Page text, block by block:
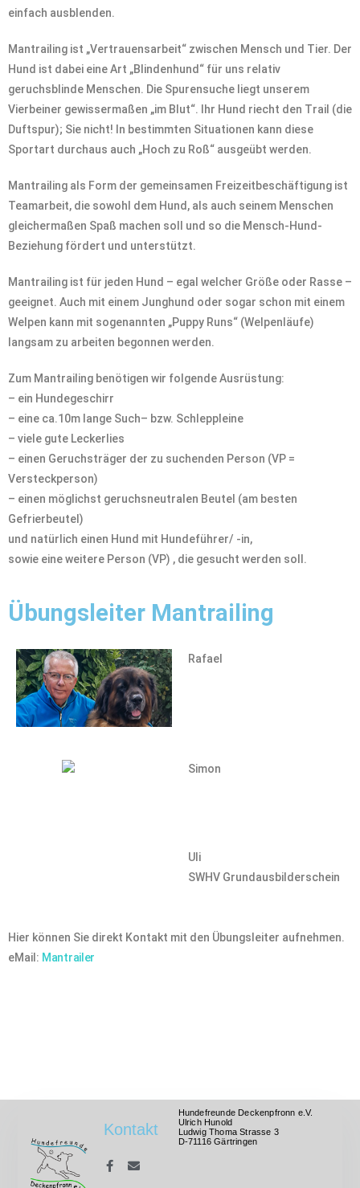
einfach ausblenden.
Mantrailing ist „Vertrauensarbeit“ zwischen Mensch und Tier. Der
Hund ist dabei eine Art „Blindenhund“ für uns relativ
geruchsblinde Menschen. Die Spurensuche liegt unserem
Vierbeiner gewissermaßen „im Blut“. Ihr Hund riecht den Trail (die
Duftspur); Sie nicht! In bestimmten Situationen kann diese
Sportart durchaus auch „Hoch zu Roß“ ausgeübt werden.
Mantrailing als Form der gemeinsamen Freizeitbeschäftigung ist
Teamarbeit, die sowohl dem Hund, als auch seinem Menschen
gleichermaßen Spaß machen soll und so die Mensch-Hund-
Beziehung fördert und unterstützt.
Mantrailing ist für jeden Hund – egal welcher Größe oder Rasse –
geeignet. Auch mit einem Junghund oder sogar schon mit einem
Welpen kann mit sogenannten „Puppy Runs“ (Welpenläufe)
langsam zu arbeiten begonnen werden.
Zum Mantrailing benötigen wir folgende Ausrüstung:
– ein Hundegeschirr
– eine ca.10m lange Such– bzw. Schleppleine
– viele gute Leckerlies
– einen Geruchsträger der zu suchenden Person (VP =
Versteckperson)
– einen möglichst geruchsneutralen Beutel (am besten
Gefrierbeutel)
und natürlich einen Hund mit Hundeführer/ -in,
sowie eine weitere Person (VP) , die gesucht werden soll.
Übungsleiter Mantrailing
Rafael
Simon
Uli
SWHV Grundausbilderschein
Hier können Sie direkt Kontakt mit den Übungsleiter aufnehmen.
eMail: Mantrailer
Kontakt
Hundefreunde Deckenpfronn e.V.
Ulrich Hunold
Ludwig Thoma Strasse 3
D-71116 Gärtringen